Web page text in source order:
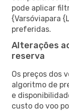
pode aplicar
{Varsóviapara
preferidas.
Alterações
reserva
Os preços dos
algoritmo de
e
custo do voo